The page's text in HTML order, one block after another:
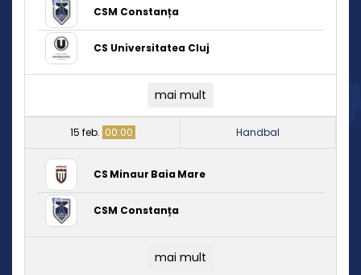
CSM Constanța
CS Universitatea Cluj
mai mult
15 feb. 00:00 Handbal
CS Minaur Baia Mare
CSM Constanța
mai mult